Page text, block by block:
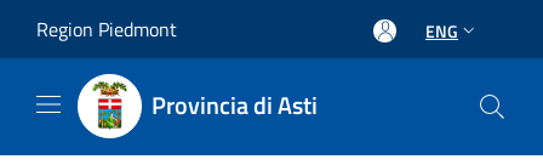
Region Piedmont ENG
Provincia di Asti